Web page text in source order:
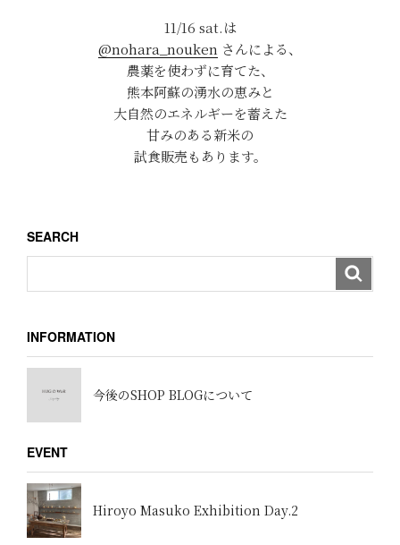
11/16 sat.は
@nohara_nouken さんによる、
農薬を使わずに育てた、
熊本阿蘇の湧水の恵みと
大自然のエネルギーを蓄えた
甘みのある新米の
試食販売もあります。
SEARCH
INFORMATION
今後のSHOP BLOGについて
EVENT
Hiroyo Masuko Exhibition Day.2